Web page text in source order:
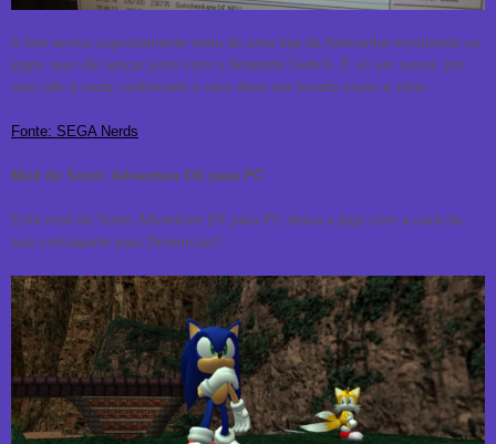
A foto acima supostamente seria de uma loja da Alemanha mostrando os
jogos que vão lançar junto com o Nintendo Switch. É só um rumor, por
isso não é nada confirmado e nem deve ser levado muito a sério.
Fonte: SEGA Nerds
Mod de Sonic Adventure DX para PC
Este mod de Sonic Adventure DX para PC deixa o jogo com a cara da
sua contraparte para Dreamcast!